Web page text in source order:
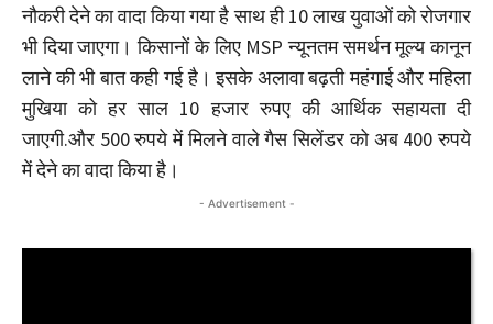
नौकरी देने का वादा किया गया है साथ ही 10 लाख युवाओं को रोजगार
भी दिया जाएगा। किसानों के लिए MSP न्यूनतम समर्थन मूल्य कानून
लाने की भी बात कही गई है। इसके अलावा बढ़ती महंगाई और महिला
मुखिया को हर साल 10 हजार रुपए की आर्थिक सहायता दी
जाएगी.और 500 रुपये में मिलने वाले गैस सिलेंडर को अब 400 रुपये
में देने का वादा किया है।
- Advertisement -